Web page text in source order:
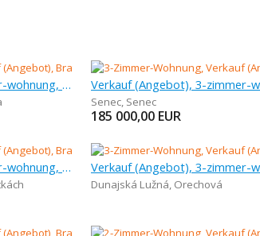
Verkauf (Angebot), 3-zimmer-wohnung, 65 m
Senec, Senec
185 000,00 EUR
Verkauf (Angebot), 2-zimmer-wohnung, 62 m
Dunajská Lužná, Orechová